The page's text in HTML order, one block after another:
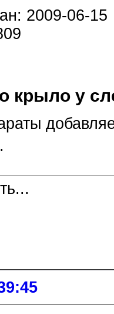
2009-06-15
крыло у